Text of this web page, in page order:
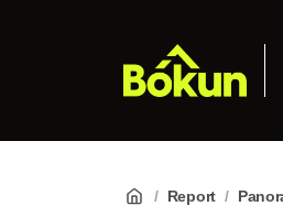
/ Report /